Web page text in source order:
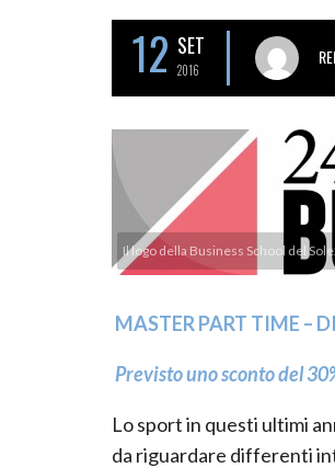
12 SET
2016
Il logo della Business School del
MASTER PART TIME –
Previsto uno sconto del
Lo sport in questi ultimi
da riguardare differenti